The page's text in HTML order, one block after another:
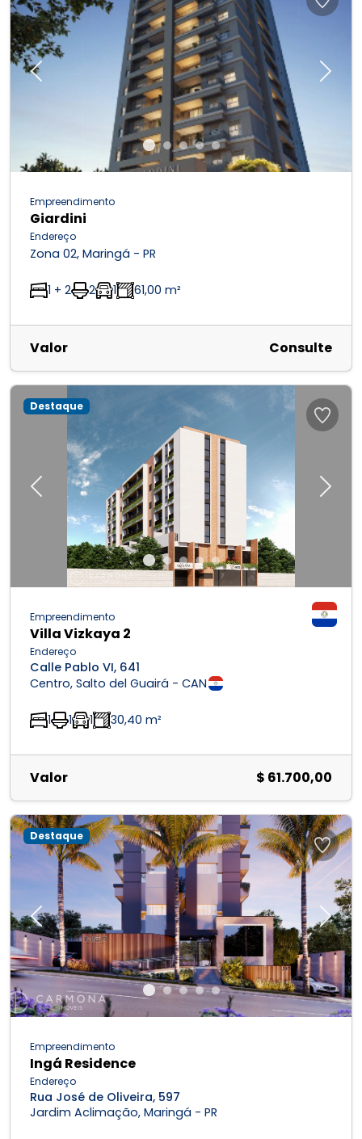
Previous Next
Empreendimento
Giardini
Endereço
Zona 02, Maringá - PR
1 + 2 2 1 61,00 m²
Valor Consulte
Previous Next
Destaque
Empreendimento
Villa Vizkaya 2
Endereço
Calle Pablo VI, 641
Centro, Salto del Guairá - CAN
1 1 1 30,40 m²
Valor $ 61.700,00
Previous Next
Destaque
Empreendimento
Ingá Residence
Endereço
Rua José de Oliveira, 597
Jardim Aclimação, Maringá - PR